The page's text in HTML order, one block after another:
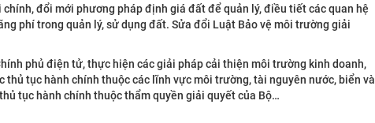
đổi mới phương pháp định giá đất để quản lý, điều tiết các quan hệ
phí trong quản lý, sử dụng đất. Sửa đổi Luật Bảo vệ môi trường giải
phủ điện tử, thực hiện các giải pháp cải thiện môi trường kinh doanh,
tục hành chính thuộc các lĩnh vực môi trường, tài nguyên nước, biển và
tục hành chính thuộc thẩm quyền giải quyết của Bộ…